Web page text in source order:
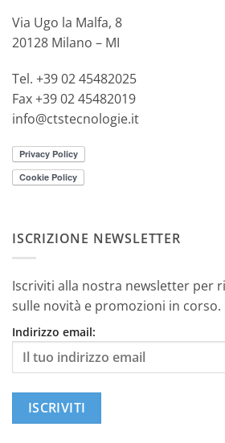
Via Ugo la Malfa, 8
20128 Milano – MI
Tel. +39 02 45482025
Fax +39 02 45482019
info@ctstecnologie.it
ISCRIZIONE NEWSLETTER
Iscriviti alla nostra newsletter per
sulle novità e promozioni in corso.
Indirizzo email: